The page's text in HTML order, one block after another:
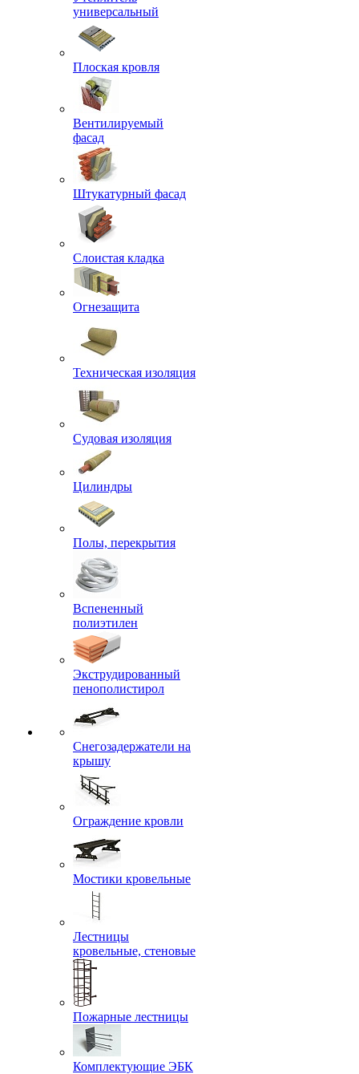
универсальный
Плоская кровля
Вентилируемый
фасад
Штукатурный фасад
Слоистая кладка
Огнезащита
Техническая изоляция
Судовая изоляция
Цилиндры
Полы, перекрытия
Вспененный
полиэтилен
Экструдированный
пенополистирол
Снегозадержатели на
крышу
Ограждение кровли
Мостики кровельные
Лестницы
кровельные, стеновые
Пожарные лестницы
Комплектующие ЭБК